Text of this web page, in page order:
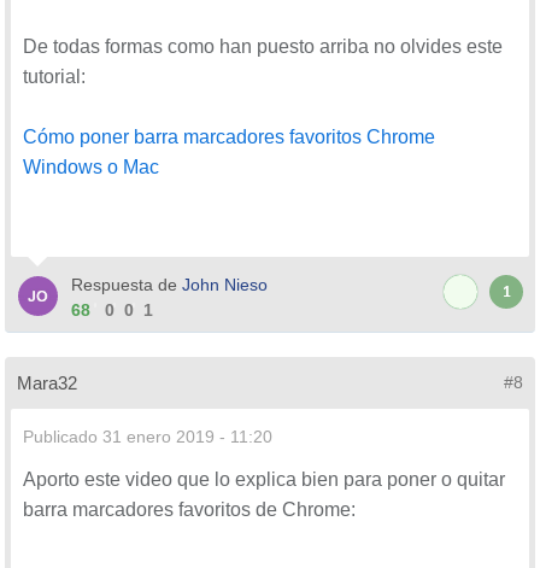
De todas formas como han puesto arriba no olvides este
tutorial:
Cómo poner barra marcadores favoritos Chrome
Windows o Mac
Respuesta de John Nieso
68
0 0 1
1
Mara32 #8
Publicado 31 enero 2019 - 11:20
Aporto este video que lo explica bien para poner o quitar
barra marcadores favoritos de Chrome: